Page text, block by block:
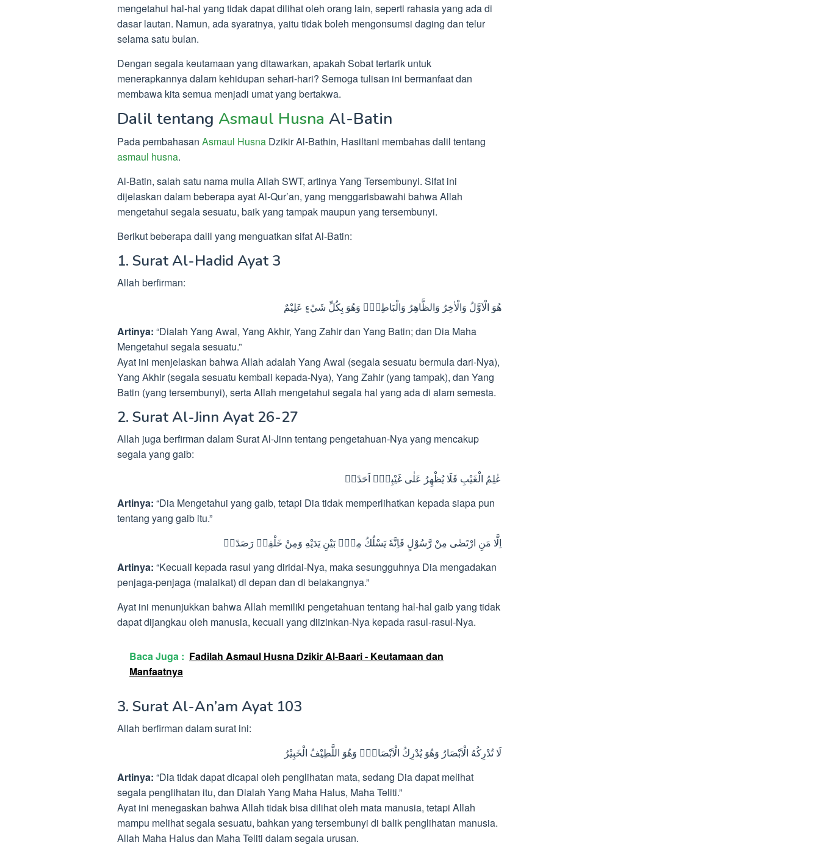
mengetahui hal-hal yang tidak dapat dilihat oleh orang lain, seperti rahasia yang ada di
dasar lautan. Namun, ada syaratnya, yaitu tidak boleh mengonsumsi daging dan telur
selama satu bulan.
Dengan segala keutamaan yang ditawarkan, apakah Sobat tertarik untuk
menerapkannya dalam kehidupan sehari-hari? Semoga tulisan ini bermanfaat dan
membawa kita semua menjadi umat yang bertakwa.
Dalil tentang Asmaul Husna Al-Batin
Pada pembahasan Asmaul Husna Dzikir Al-Bathin, Hasiltani membahas dalil tentang
asmaul husna.
Al-Batin, salah satu nama mulia Allah SWT, artinya Yang Tersembunyi. Sifat ini
dijelaskan dalam beberapa ayat Al-Qur’an, yang menggarisbawahi bahwa Allah
mengetahui segala sesuatu, baik yang tampak maupun yang tersembunyi.
Berikut beberapa dalil yang menguatkan sifat Al-Batin:
1. Surat Al-Hadid Ayat 3
Allah berfirman:
هُوَ الْاَوَّلُ وَالْاٰخِرُ وَالظَّاهِرُ وَالْبَاطِنُۚ وَهُوَ بِكُلِّ شَيْءٍ عَلِيْمٌ
Artinya: “Dialah Yang Awal, Yang Akhir, Yang Zahir dan Yang Batin; dan Dia Maha
Mengetahui segala sesuatu.”
Ayat ini menjelaskan bahwa Allah adalah Yang Awal (segala sesuatu bermula dari-Nya),
Yang Akhir (segala sesuatu kembali kepada-Nya), Yang Zahir (yang tampak), dan Yang
Batin (yang tersembunyi), serta Allah mengetahui segala hal yang ada di alam semesta.
2. Surat Al-Jinn Ayat 26-27
Allah juga berfirman dalam Surat Al-Jinn tentang pengetahuan-Nya yang mencakup
segala yang gaib:
عٰلِمُ الْغَيْبِ فَلَا يُظْهِرُ عَلٰى غَيْبِهٖٓ اَحَدًاۙ
Artinya: “Dia Mengetahui yang gaib, tetapi Dia tidak memperlihatkan kepada siapa pun
tentang yang gaib itu.”
اِلَّا مَنِ ارْتَضٰى مِنْ رَّسُوْلٍ فَاِنَّهٗ يَسْلُكُ مِنْۢ بَيْنِ يَدَيْهِ وَمِنْ خَلْفِهٖ رَصَدًاۙ
Artinya: “Kecuali kepada rasul yang diridai-Nya, maka sesungguhnya Dia mengadakan
penjaga-penjaga (malaikat) di depan dan di belakangnya.”
Ayat ini menunjukkan bahwa Allah memiliki pengetahuan tentang hal-hal gaib yang tidak
dapat dijangkau oleh manusia, kecuali yang diizinkan-Nya kepada rasul-rasul-Nya.
Baca Juga : Fadilah Asmaul Husna Dzikir Al-Baari - Keutamaan dan
Manfaatnya
3. Surat Al-An’am Ayat 103
Allah berfirman dalam surat ini:
لَا تُدْرِكُهُ الْاَبْصَارُ وَهُوَ يُدْرِكُ الْاَبْصَارَۚ وَهُوَ اللَّطِيْفُ الْخَبِيْرُ
Artinya: “Dia tidak dapat dicapai oleh penglihatan mata, sedang Dia dapat melihat
segala penglihatan itu, dan Dialah Yang Maha Halus, Maha Teliti.”
Ayat ini menegaskan bahwa Allah tidak bisa dilihat oleh mata manusia, tetapi Allah
mampu melihat segala sesuatu, bahkan yang tersembunyi di balik penglihatan manusia.
Allah Maha Halus dan Maha Teliti dalam segala urusan.